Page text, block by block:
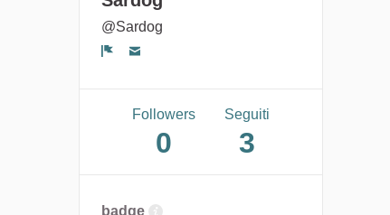
@Sardog
Followers
0
Seguiti
3
badge